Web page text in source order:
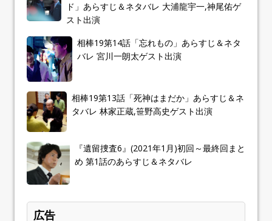
ド」あらすじ＆ネタバレ 大浦龍宇一,神尾佑ゲ
スト出演
相棒19第14話「忘れもの」あらすじ＆ネタ
バレ 宮川一朗太ゲスト出演
相棒19第13話「死神はまだか」あらすじ＆ネ
タバレ 林家正蔵,笹野高史ゲスト出演
『遺留捜査6』(2021年1月)初回～最終回まと
め 第1話のあらすじ＆ネタバレ
広告